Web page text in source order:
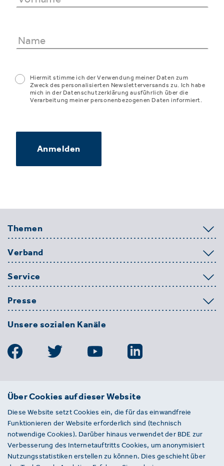
Hiermit stimme ich der Verwendung meiner Daten zum
Zweck des personalisierten Newsletterversands zu. Ich habe
mich in der Datenschutzerklärung ausführlich über die
Verarbeitung meiner personenbezogenen Daten informiert.
Anmelden
Themen
Verband
Service
Presse
Unsere sozialen Kanäle
BDE
Entsorgungs-, Wasser- und
Kreislaufwirtschaft e. V.
Von-der-Heydt-Straße 2
D 10785 Berlin
Über Cookies auf dieser Website
Diese Website setzt Cookies ein, die für das einwandfreie
Funktionieren der Website erforderlich sind (technisch
notwendige Cookies). Darüber hinaus verwendet der BDE zur
Verbesserung des Internetauftritts Cookies, um anonymisiert
Nutzungsstatistiken erstellen zu können. Dies geschieht über